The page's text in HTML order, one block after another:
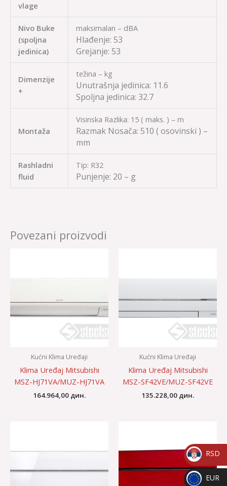
vlage
Nivo Buke
(spoljna
jedinica)
maksimalan – dBA
Hlađenje: 53
Grejanje: 53
Dimenzije
+
težina – kg
Unutrašnja jedinica: 11.6
Spoljna jedinica: 32.7
Montaža
Visinska Razlika: 15 ( maks. ) – m
Razmak Nosača: 510 ( osovinski ) –
mm
Rashladni
fluid
Tip: R32
Punjenje: 20 – g
Povezani proizvodi
Kućni Klima Uređaji
Klima Uređaj Mitsubishi
MSZ-HJ71VA/MUZ-HJ71VA
164.964,00 дин.
Kućni Klima Uređaji
Klima Uređaj Mitsubishi
MSZ-SF42VE/MUZ-SF42VE
135.228,00 дин.
_
RSD
RSD
EUR